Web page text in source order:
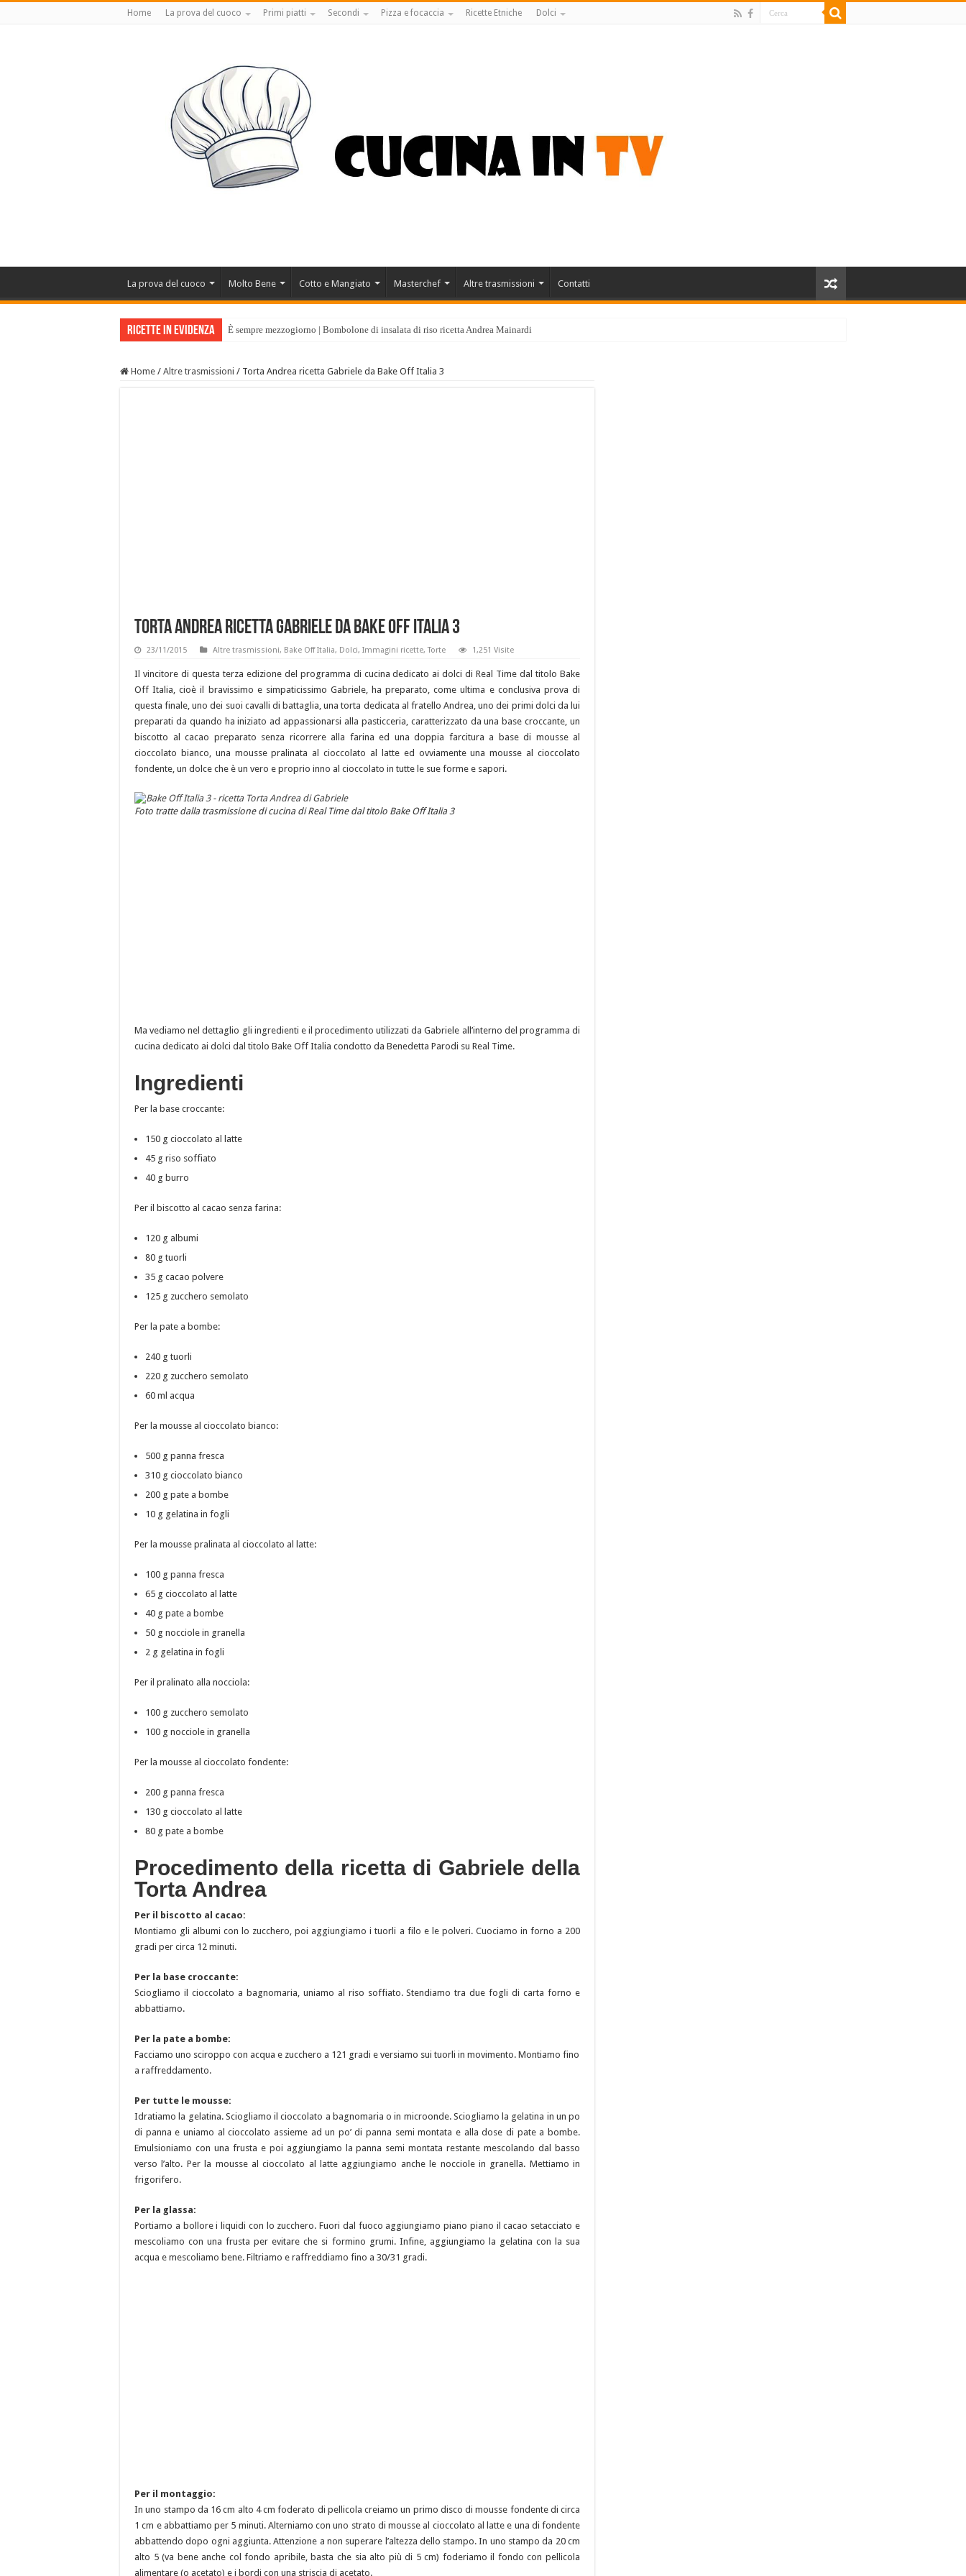
Home La prova del cuoco Primi piatti Secondi Pizza e focaccia Ricette Etniche Dolci
La prova del cuoco Molto Bene Cotto e Mangiato Masterchef Altre trasmissioni Contatti
Ricette in evidenza È sempre mezzogiorno | Bombolone di insalata di riso ricetta Andrea Mainardi
Home / Altre trasmissioni / Torta Andrea ricetta Gabriele da Bake Off Italia 3
Torta Andrea ricetta Gabriele da Bake Off Italia 3
23/11/2015 Altre trasmissioni, Bake Off Italia, Dolci, Immagini ricette,Torte 1,251 Visite
Il vincitore di questa terza edizione del programma di cucina dedicato ai dolci di Real Time dal titolo Bake
Off Italia, cioè il bravissimo e simpaticissimo Gabriele, ha preparato, come ultima e conclusiva prova di
questa finale, uno dei suoi cavalli di battaglia, una torta dedicata al fratello Andrea, uno dei primi dolci da lui
preparati da quando ha iniziato ad appassionarsi alla pasticceria, caratterizzato da una base croccante, un
biscotto al cacao preparato senza ricorrere alla farina ed una doppia farcitura a base di mousse al
cioccolato bianco, una mousse pralinata al cioccolato al latte ed ovviamente una mousse al cioccolato
fondente, un dolce che è un vero e proprio inno al cioccolato in tutte le sue forme e sapori.
Foto tratte dalla trasmissione di cucina di Real Time dal titolo Bake Off Italia 3
Ma vediamo nel dettaglio gli ingredienti e il procedimento utilizzati da Gabriele all’interno del programma di
cucina dedicato ai dolci dal titolo Bake Off Italia condotto da Benedetta Parodi su Real Time.
Ingredienti
Per la base croccante:
150 g cioccolato al latte
45 g riso soffiato
40 g burro
Per il biscotto al cacao senza farina:
120 g albumi
80 g tuorli
35 g cacao polvere
125 g zucchero semolato
Per la pate a bombe:
240 g tuorli
220 g zucchero semolato
60 ml acqua
Per la mousse al cioccolato bianco:
500 g panna fresca
310 g cioccolato bianco
200 g pate a bombe
10 g gelatina in fogli
Per la mousse pralinata al cioccolato al latte:
100 g panna fresca
65 g cioccolato al latte
40 g pate a bombe
50 g nocciole in granella
2 g gelatina in fogli
Per il pralinato alla nocciola:
100 g zucchero semolato
100 g nocciole in granella
Per la mousse al cioccolato fondente:
200 g panna fresca
130 g cioccolato al latte
80 g pate a bombe
Procedimento della ricetta di Gabriele della
Torta Andrea
Per il biscotto al cacao:
Montiamo gli albumi con lo zucchero, poi aggiungiamo i tuorli a filo e le polveri. Cuociamo in forno a 200
gradi per circa 12 minuti.
Per la base croccante:
Sciogliamo il cioccolato a bagnomaria, uniamo al riso soffiato. Stendiamo tra due fogli di carta forno e
abbattiamo.
Per la pate a bombe:
Facciamo uno sciroppo con acqua e zucchero a 121 gradi e versiamo sui tuorli in movimento. Montiamo fino
a raffreddamento.
Per tutte le mousse:
Idratiamo la gelatina. Sciogliamo il cioccolato a bagnomaria o in microonde. Sciogliamo la gelatina in un po
di panna e uniamo al cioccolato assieme ad un po’ di panna semi montata e alla dose di pate a bombe.
Emulsioniamo con una frusta e poi aggiungiamo la panna semi montata restante mescolando dal basso
verso l’alto. Per la mousse al cioccolato al latte aggiungiamo anche le nocciole in granella. Mettiamo in
frigorifero.
Per la glassa:
Portiamo a bollore i liquidi con lo zucchero. Fuori dal fuoco aggiungiamo piano piano il cacao setacciato e
mescoliamo con una frusta per evitare che si formino grumi. Infine, aggiungiamo la gelatina con la sua
acqua e mescoliamo bene. Filtriamo e raffreddiamo fino a 30/31 gradi.
Per il montaggio:
In uno stampo da 16 cm alto 4 cm foderato di pellicola creiamo un primo disco di mousse fondente di circa
1 cm e abbattiamo per 5 minuti. Alterniamo con uno strato di mousse al cioccolato al latte e una di fondente
abbattendo dopo ogni aggiunta. Attenzione a non superare l’altezza dello stampo. In uno stampo da 20 cm
alto 5 (va bene anche col fondo apribile, basta che sia alto più di 5 cm) foderiamo il fondo con pellicola
alimentare (o acetato) e i bordi con una striscia di acetato.